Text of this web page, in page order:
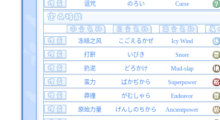
诅咒
のろい Curse
冻结之风 こごえるかぜ
Icy Wind
打鼾
いびき
Snore
扔泥
どろかけ
Mud-slap
蛮力
ばかぢから
Superpower
莽撞
がむしゃら
Endeavor
原始力量
げんしのちから
Ancientpower